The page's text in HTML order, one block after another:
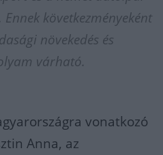
Ennek következményeként
növekedés és
várható.
vonatkozó
Anna, az